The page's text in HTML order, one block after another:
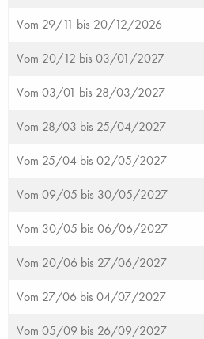
Vom 29/11 bis 20/12/2026
Vom 20/12 bis 03/01/2027
Vom 03/01 bis 28/03/2027
Vom 28/03 bis 25/04/2027
Vom 25/04 bis 02/05/2027
Vom 09/05 bis 30/05/2027
Vom 30/05 bis 06/06/2027
Vom 20/06 bis 27/06/2027
Vom 27/06 bis 04/07/2027
Vom 05/09 bis 26/09/2027